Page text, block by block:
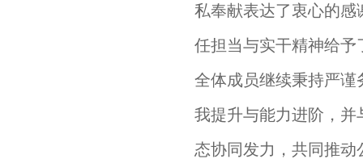
私奉献表达了衷心的
任担当与实干精神给
全体成员继续秉持严
我提升与能力进阶，
态协同发力，共同推